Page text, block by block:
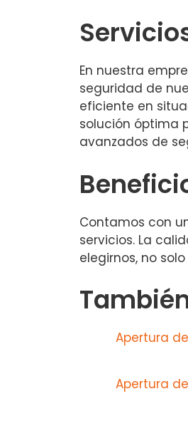
En nuestra
seguridad de
eficiente en
solución óptima
avanzados de
Contamos con
servicios. La
elegirnos, no
Apertura
Apertura